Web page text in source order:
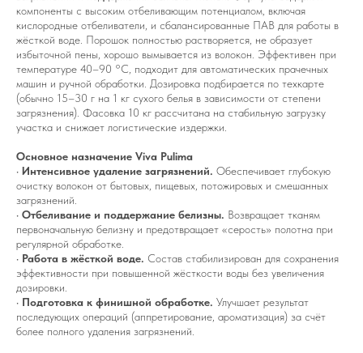
компоненты с высоким отбеливающим потенциалом, включая
кислородные отбеливатели, и сбалансированные ПАВ для работы в
жёсткой воде. Порошок полностью растворяется, не образует
избыточной пены, хорошо вымывается из волокон. Эффективен при
температуре 40–90 °C, подходит для автоматических прачечных
машин и ручной обработки. Дозировка подбирается по техкарте
(обычно 15–30 г на 1 кг сухого белья в зависимости от степени
загрязнения). Фасовка 10 кг рассчитана на стабильную загрузку
участка и снижает логистические издержки.
Основное назначение Viva Pulima
• Интенсивное удаление загрязнений. Обеспечивает глубокую
очистку волокон от бытовых, пищевых, потожировых и смешанных
загрязнений.
• Отбеливание и поддержание белизны. Возвращает тканям
первоначальную белизну и предотвращает «серость» полотна при
регулярной обработке.
• Работа в жёсткой воде. Состав стабилизирован для сохранения
эффективности при повышенной жёсткости воды без увеличения
дозировки.
• Подготовка к финишной обработке. Улучшает результат
последующих операций (аппретирование, ароматизация) за счёт
более полного удаления загрязнений.